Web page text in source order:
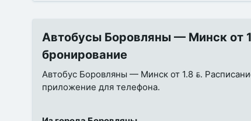
Автобусы Боровляны — Минск от
бронирование
Автобус Боровляны — Минск от 1.8 .
приложение для телефона.